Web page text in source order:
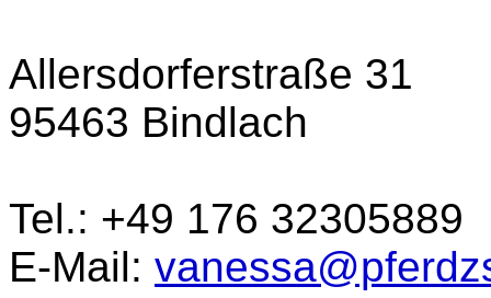
Allersdorferstraße 31
95463 Bindlach
Tel.: +49 176 32305889
E-Mail: